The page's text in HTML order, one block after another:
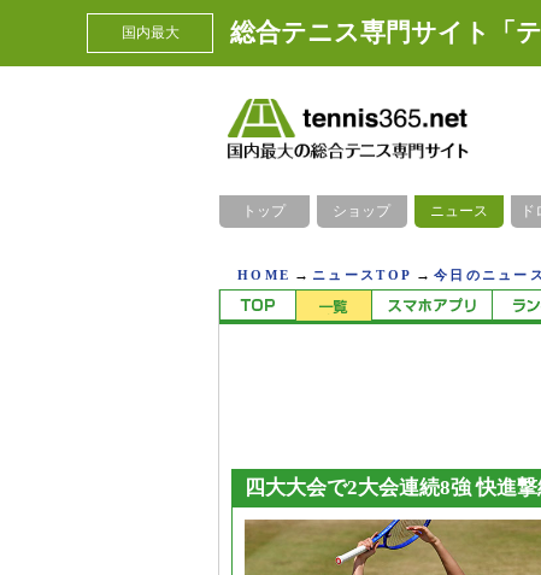
国内最大 総合テニス専門サイト「テ
トップ ショップ ニュース
HOME → ニュースTOP →今日のニュー
四大大会で2大会連続8強 快進撃